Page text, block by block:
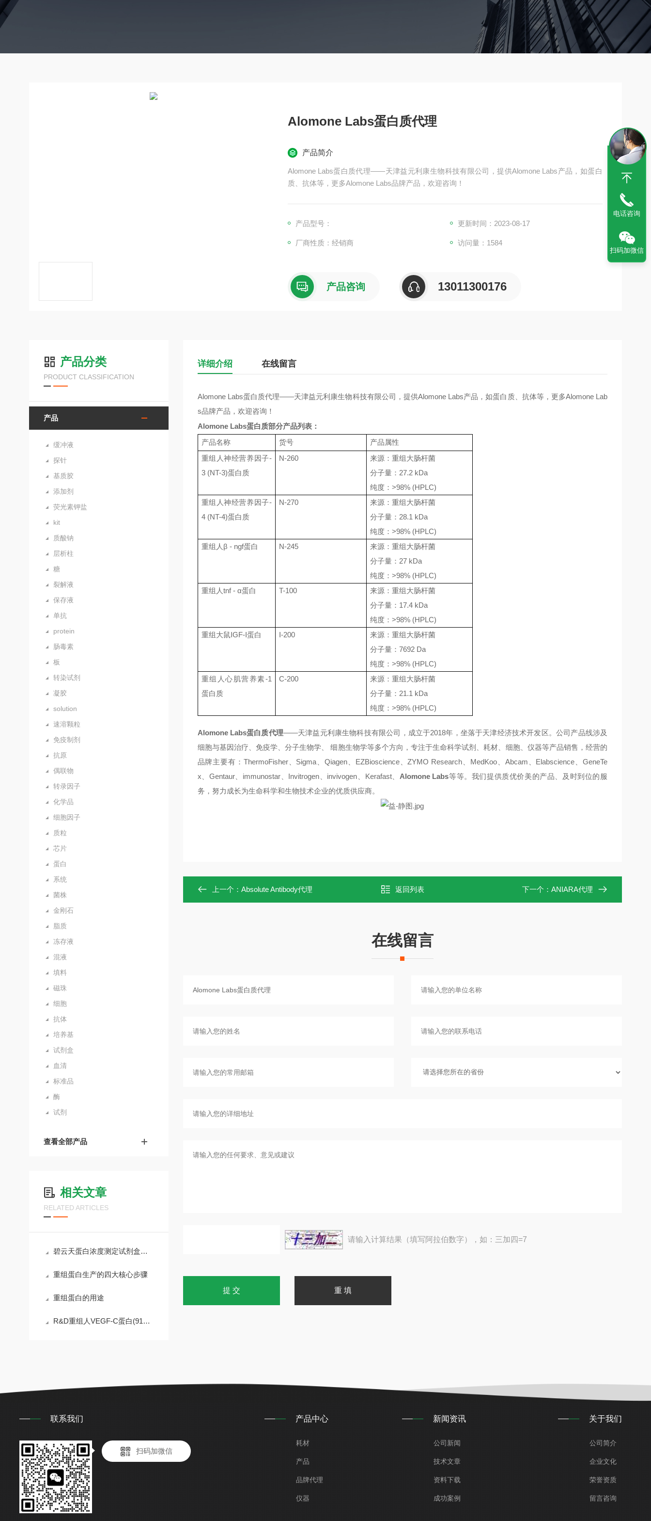
Alomone Labs蛋白质代理
产品简介
Alomone Labs蛋白质代理——天津益元利康生物科技有限公司，提供Alomone Labs产品，如蛋白
质、抗体等，更多Alomone Labs品牌产品，欢迎咨询！
产品型号： 更新时间：2023-08-17
厂商性质：经销商 访问量：1584
产品咨询 13011300176
产品分类
PRODUCT CLASSIFICATION
产品
缓冲液
探针
基质胶
添加剂
荧光素钾盐
kit
质酸钠
层析柱
糖
裂解液
保存液
单抗
protein
肠毒素
板
转染试剂
凝胶
solution
速溶颗粒
免疫制剂
抗原
偶联物
转录因子
化学品
细胞因子
质粒
芯片
蛋白
系统
菌株
金刚石
脂质
冻存液
混液
填料
磁珠
细胞
抗体
培养基
试剂盒
血清
标准品
酶
试剂
查看全部产品
相关文章
RELATED ARTICLES
碧云天蛋白浓度测定试剂盒深度测评
重组蛋白生产的四大核心步骤
重组蛋白的用途
R&D重组人VEGF-C蛋白(9199-VC)：高纯度＞97%｜淋巴管内皮细胞培养金标准
详细介绍 在线留言
Alomone Labs蛋白质代理——天津益元利康生物科技有限公司，提供Alomone Labs产品，如蛋白质、抗体等，更多Alomone Lab
s品牌产品，欢迎咨询！
Alomone Labs蛋白质部分产品列表：
产品名称
货号
产品属性
重组人神经营养因子-
3 (NT-3)蛋白质
N-260
来源：重组大肠杆菌
分子量： 27.2 kDa
纯度： >98% (HPLC)
重组人神经营养因子-
4 (NT-4)蛋白质
N-270
来源：重组大肠杆菌
分子量： 28.1 kDa
纯度： >98% (HPLC)
重组人 β - ngf蛋白 N-245
来源：重组大肠杆菌
分子量： 27 kDa
纯度： >98% (HPLC)
重组人 tnf - α蛋白 T-100
来源：重组大肠杆菌
分子量： 17.4 kDa
纯度： >98% (HPLC)
重组大鼠IGF-I蛋白 I-200
来源：重组大肠杆菌
分子量： 7692 Da
纯度： >98% (HPLC)
重组人心肌营养素-1
蛋白质
C-200
来源：重组大肠杆菌
分子量： 21.1 kDa
纯度： >98% (HPLC)
Alomone Labs蛋白质代理——天津益元利康生物科技有限公司，成立于2018年，坐落于天津经济技术开发区。公司产品线涉及
细胞与基因治疗、免疫学、分子生物学、 细胞生物学等多个方向，专注于生命科学试剂、耗材、 细胞、仪器等产品销售，经营的
品牌主要有： ThermoFisher、 Sigma 、Qiagen EZBioscience、ZYMO Research MedKoo、 Abcam Elabscience 、GeneTe
x
Gentaur、 immunostar Invitrogen invivogen Kerafast、 Alomone Labs等等。我们提供质优价美的产品、及时到位的服
务，努力成长为生命科学和生物技术企业的优质供应商。
上一个： Absolute Antibody代理 返回列表 下一个： ANIARA代理
在线留言
请输入计算结果（填写阿拉伯数字），如：三加四=7
联系我们
扫码加微信
产品中心
耗材
产品
品牌代理
仪器
新闻资讯
公司新闻
技术文章
资料下载
成功案例
关于我们
公司简介
企业文化
荣誉资质
留言咨询
电话咨询
扫码加微信